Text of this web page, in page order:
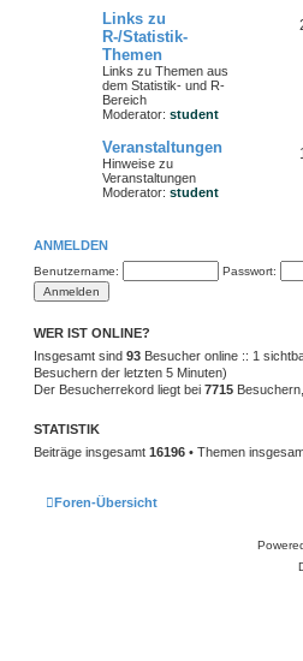
Links zu
R-/Statistik-
Themen
Links zu Themen aus
dem Statistik- und R-
Bereich
Moderator: student
Veranstaltungen
Hinweise zu
Veranstaltungen
Moderator: student
ANMELDEN
Benutzername: Passwort:
WER IST ONLINE?
Insgesamt sind 93 Besucher online :: 1
Besuchern der letzten 5 Minuten)
Der Besucherrekord liegt bei 7715
STATISTIK
Beiträge insgesamt 16196 • Themen
Foren-Übersicht